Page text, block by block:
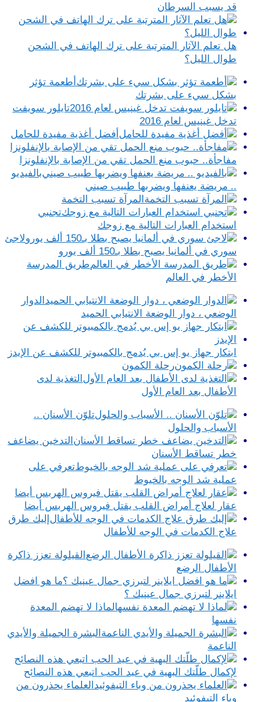
قد يسبب السرطان
هل تعلم الآثار المترتبة على ترك الهاتف في الشحن
طوال الليل؟
أطعمة تؤثر
بشكل سيء على بشرتك
تايلور سويفت
تدخل غينيس لعام 2016
أفضل أغذية مفيدة للحامل
مفاجأة.. حبوب منع الحمل تقي من الإصابة بالإنفلونزا
بالفيديو
.. مريضة يعنفها ويضربها طبيب صيني
المرآة تسبب التخمة
تجنبي
استخدام العبارات التالية مع زوجك
لاجئ
سوري في ألمانيا يصبح بطلا بـ150 ألف يورو
طريق المدرسة
الأخطر في العالم
الدوار
الوضعي ، دوار الوضعة الانتيابي الحميد
ابتكار جهاز يو إس بي يُدمج بالكمبيوتر للكشف عن الإيدز
رحلة الكمون
التغذية لدى
الأطفال بعد العام الأول
تلوّن الأسنان ..
الأسباب والحلول
التدخين يضاعف
خطر تساقط الأسنان
تعرفي على
عملية شد الوجه بالخيوط
عقار لعلاج أمراض القلب يقتل فيروس الهربس أيضا
إليك طرق
علاج الكدمات في الوجه للأطفال
القيلولة تعزز ذاكرة
الأطفال الرضع
ما هو افضل
ايلاينر لتبرزي جمال عينيك ؟
لماذا لا تهضم المعدة
نفسها
البشرة الجميلة والأيدي
الناعمة
لإكمال طلّتك البهية في عيد الحب اتبعي هذه النصائح
العلماء يحذرون من
وباء التيفوئيد